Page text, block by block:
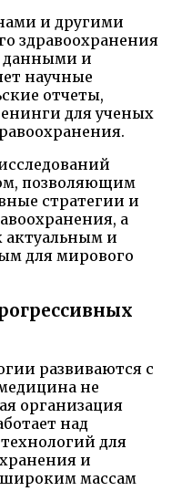
и другими
здравоохранения
данными и
научные
отчеты,
для ученых
позволяющим
стратегии и
а
актуальным и
для мирового
развиваются с
не
организация
над
для
и
широким массам